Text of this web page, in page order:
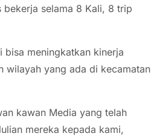
selama 8 Kali, 8 trip
bisa meningkatkan kinerja
wilayah yang ada di kecamatan
kawan Media yang telah
mereka kepada kami,